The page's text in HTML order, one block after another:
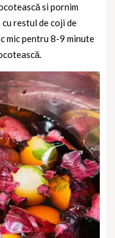
si pornim
cu restul de coji de
mic pentru 8-9 minute